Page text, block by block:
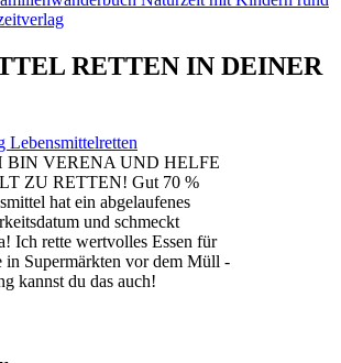
RETTEN IN DEINER
VERENA UND HELFE
ZU RETTEN! Gut 70 %
hat ein abgelaufenes
und schmeckt
Ich rette wertvolles Essen für
in Supermärkten vor dem Müll -
kannst du das auch!